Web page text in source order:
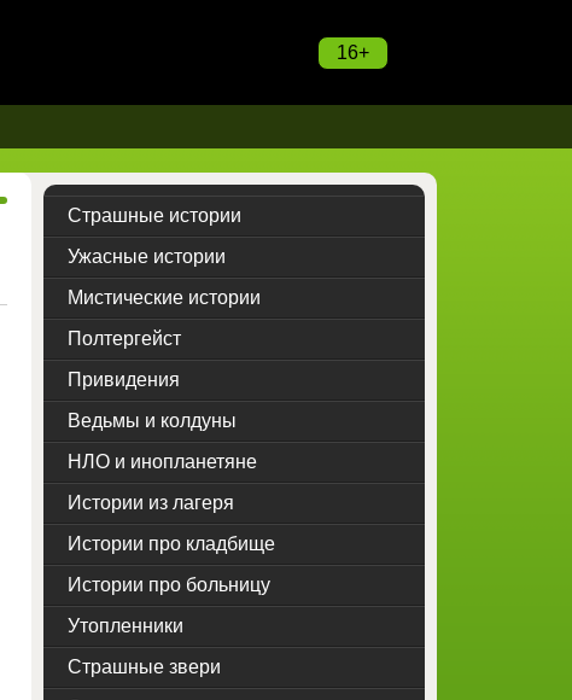
16+
Страшные истории
Ужасные истории
Мистические истории
Полтергейст
Привидения
Ведьмы и колдуны
НЛО и инопланетяне
Истории из лагеря
Истории про кладбище
Истории про больницу
Утопленники
Страшные звери